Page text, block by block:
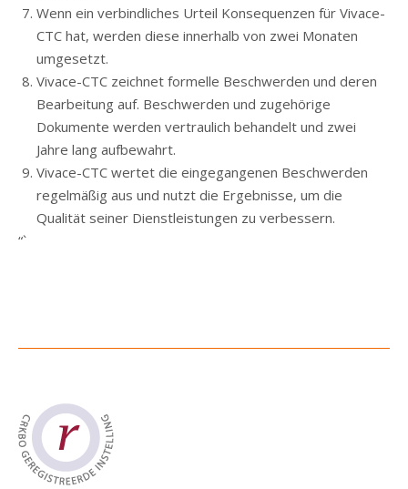
Wenn ein verbindliches Urteil Konsequenzen für Vivace-
CTC hat, werden diese innerhalb von zwei Monaten
umgesetzt.
Vivace-CTC zeichnet formelle Beschwerden und deren
Bearbeitung auf. Beschwerden und zugehörige
Dokumente werden vertraulich behandelt und zwei
Jahre lang aufbewahrt.
Vivace-CTC wertet die eingegangenen Beschwerden
regelmäßig aus und nutzt die Ergebnisse, um die
Qualität seiner Dienstleistungen zu verbessern.
“`